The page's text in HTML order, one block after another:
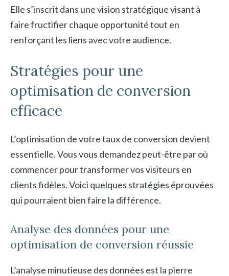
Elle s’inscrit dans une vision stratégique visant à
faire fructifier chaque opportunité tout en
renforçant les liens avec votre audience.
Stratégies pour une
optimisation de conversion
efficace
L’optimisation de votre taux de conversion devient
essentielle. Vous vous demandez peut-être par où
commencer pour transformer vos visiteurs en
clients fidèles. Voici quelques stratégies éprouvées
qui pourraient bien faire la différence.
Analyse des données pour une
optimisation de conversion réussie
L’analyse minutieuse des données est la pierre